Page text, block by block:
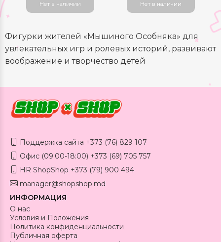
Нет в наличии Нет в наличии
Фигурки жителей «Мышиного Особняка» для
увлекательных игр и ролевых историй, развивают
воображение и творчество детей
Поддержка сайта +373 (76) 829 107
Офис (09:00-18:00) +373 (69) 705 757
HR ShopShop +373 (79) 900 494
manager@shopshop.md
ИНФОРМАЦИЯ
О нас
Условия и Положения
Политика конфиденциальности
Публичная оферта